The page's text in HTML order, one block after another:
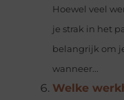
Hoewel veel
je strak in het
belangrijk om
wanneer...
Welke